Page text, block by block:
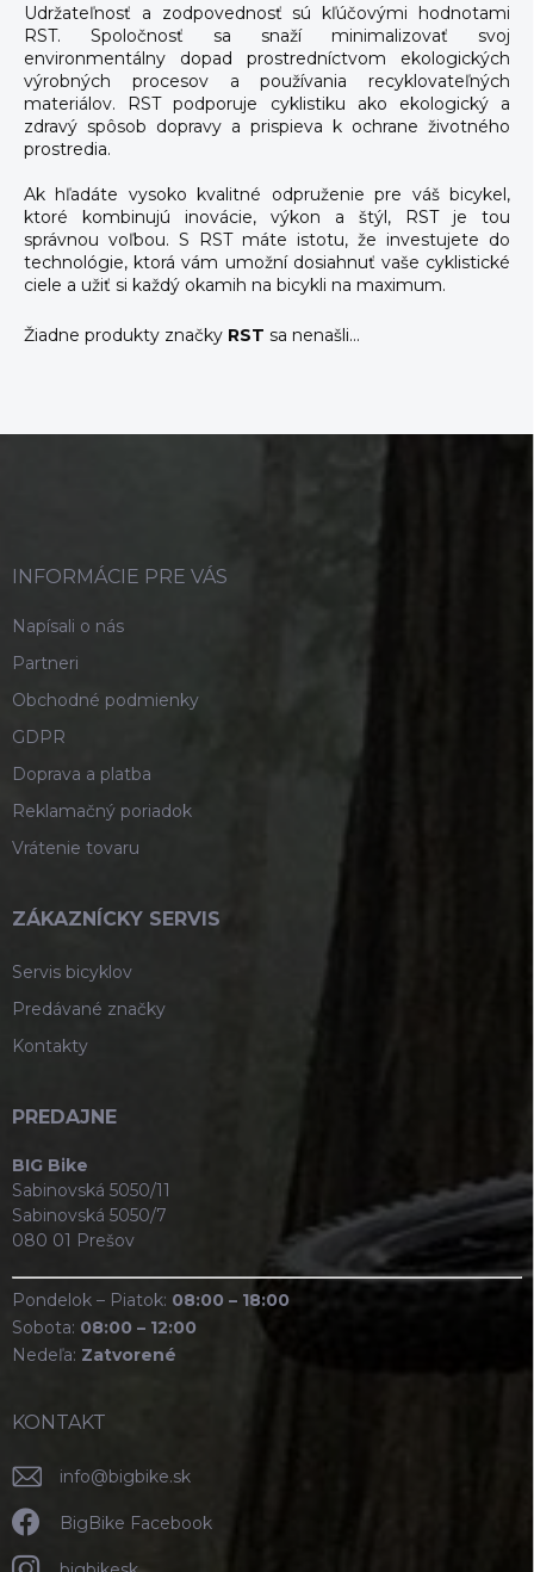
Udržateľnosť a zodpovednosť sú kľúčovými hodnotami
RST. Spoločnosť sa snaží minimalizovať svoj
environmentálny dopad prostredníctvom ekologických
výrobných procesov a používania recyklovateľných
materiálov. RST podporuje cyklistiku ako ekologický a
zdravý spôsob dopravy a prispieva k ochrane životného
prostredia.
Ak hľadáte vysoko kvalitné odpruženie pre váš bicykel,
ktoré kombinujú inovácie, výkon a štýl, RST je tou
správnou voľbou. S RST máte istotu, že investujete do
technológie, ktorá vám umožní dosiahnuť vaše cyklistické
ciele a užiť si každý okamih na bicykli na maximum.
Žiadne produkty značky RST sa nenašli...
INFORMÁCIE PRE VÁS
Napísali o nás
Partneri
Obchodné podmienky
GDPR
Doprava a platba
Reklamačný poriadok
Vrátenie tovaru
ZÁKAZNÍCKY SERVIS
Servis bicyklov
Predávané značky
Kontakty
PREDAJNE
BIG Bike
Sabinovská 5050/11
Sabinovská 5050/7
080 01 Prešov
Pondelok – Piatok: 08:00 – 18:00
Sobota: 08:00 – 12:00
Nedeľa: Zatvorené
KONTAKT
info@bigbike.sk
BigBike Facebook